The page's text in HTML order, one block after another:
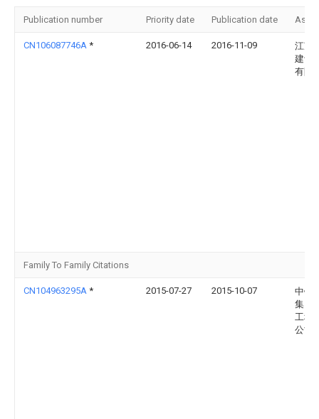
Publication number Priority date Publication date
CN106087746A * 2016-06-14 2016-11-09
江苏
建设
有限
Family To Family Citations
CN104963295A * 2015-07-27 2015-10-07
中铁
集团
工程
公司